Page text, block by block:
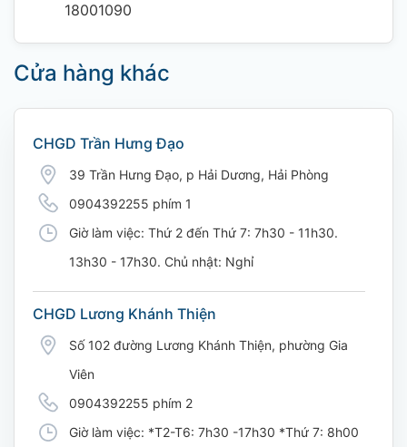
18001090
Cửa hàng khác
CHGD Trần Hưng Đạo
39 Trần Hưng Đạo, p Hải Dương, Hải Phòng
0904392255 phím 1
Giờ làm việc: Thứ 2 đến Thứ 7: 7h30 - 11h30.
13h30 - 17h30. Chủ nhật: Nghỉ
CHGD Lương Khánh Thiện
Số 102 đường Lương Khánh Thiện, phường Gia
Viên
0904392255 phím 2
Giờ làm việc: *T2-T6: 7h30 -17h30 *Thứ 7: 8h00